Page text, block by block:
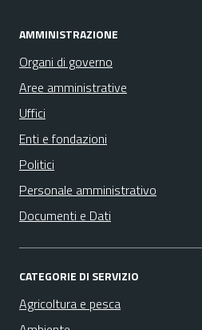
AMMINISTRAZIONE
Organi di governo
Aree amministrative
Uffici
Enti e fondazioni
Politici
Personale amministrativo
Documenti e Dati
CATEGORIE DI SERVIZIO
Agricoltura e pesca